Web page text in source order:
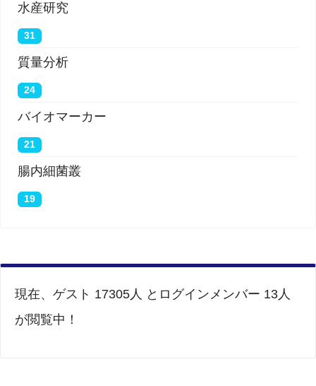
水産研究
31
質量分析
24
バイオマーカー
21
腸内細菌叢
19
現在、ゲスト 17305人 とログインメンバー 13人
が閲覧中！